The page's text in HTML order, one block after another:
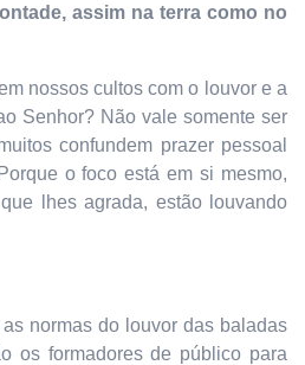
assim na terra como no
nossos cultos com o louvor e a
Senhor? Não vale somente ser
confundem prazer pessoal
o foco está em si mesmo,
lhes agrada, estão louvando
normas do louvor das baladas
os formadores de público para